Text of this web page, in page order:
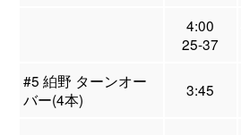
4:00
25-37
#5 絈野 ターンオー
バー(4本)
3:45